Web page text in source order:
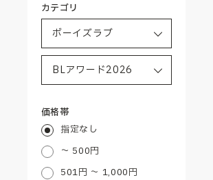
カテゴリ
価格帯
指定なし
～ 500円
501円 ～ 1,000円